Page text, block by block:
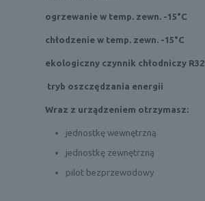
ogrzewanie w temp. zewn. -15°C
chłodzenie w temp. zewn. -15°C
ekologiczny czynnik chłodniczy R32
tryb oszczędzania energii
Wraz z urządzeniem otrzymasz:
jednostkę wewnętrzną
jednostkę zewnętrzną
pilot bezprzewodowy